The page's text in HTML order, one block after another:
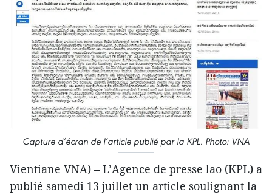
Capture d’écran de l’article publié par la KPL. Photo: VNA
Vientiane VNA) – L’Agence de presse lao (KPL) a
publié samedi 13 juillet un article soulignant la